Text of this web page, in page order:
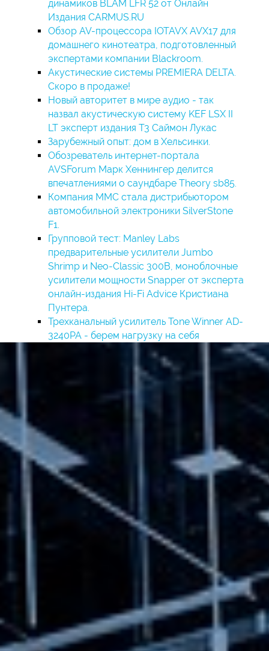
динамиков BLAM LFR 52 от Онлайн
Издания CARMUS.RU
Обзор AV-процессора IOTAVX AVX17 для
домашнего кинотеатра, подготовленный
экспертами компании Blackroom.
Акустические системы PREMIERA DELTA.
Скоро в продаже!
Новый авторитет в мире аудио - так
назвал акустическую систему KEF LSX II
LT эксперт издания T3 Саймон Лукас
Зарубежный опыт: дом в Хельсинки.
Обозреватель интернет-портала
AVSForum Марк Хеннингер делится
впечатлениями о саундбаре Theory sb85.
Компания ММС стала дистрибьютором
автомобильной электроники SilverStone
F1.
Групповой тест: Manley Labs
предварительные усилители Jumbo
Shrimp и Neo-Classic 300B, моноблочные
усилители мощности Snapper от эксперта
онлайн-издания Hi-Fi Advice Кристиана
Пунтера.
Трехканальный усилитель Tone Winner AD-
3240PA - берем нагрузку на себя